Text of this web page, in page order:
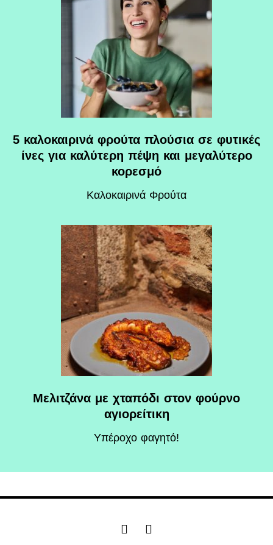
5 καλοκαιρινά φρούτα πλούσια σε φυτικές
ίνες για καλύτερη πέψη και μεγαλύτερο
κορεσμό
Καλοκαιρινά Φρούτα
Μελιτζάνα με χταπόδι στον φούρνο
αγιορείτικη
Υπέροχο φαγητό!
F
I